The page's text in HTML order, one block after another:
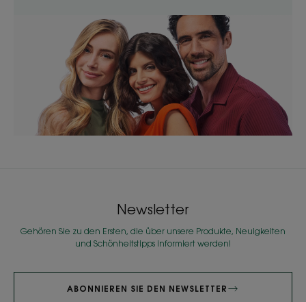
Newsletter
Gehören Sie zu den Ersten, die über unsere Produkte, Neuigkeiten
und Schönheitstipps informiert werden!
ABONNIEREN SIE DEN NEWSLETTER